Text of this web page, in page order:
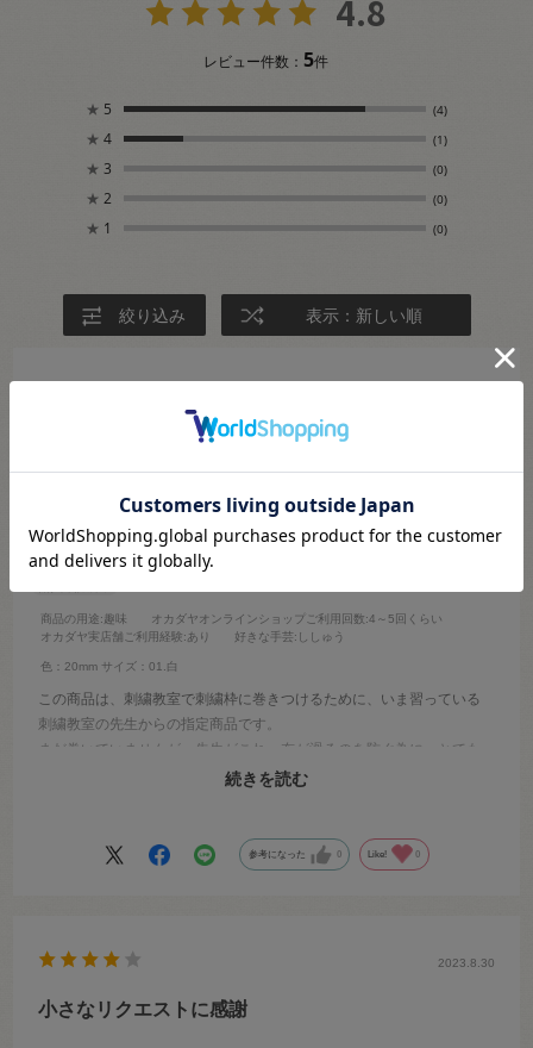
4.8
レビュー件数：5件
★ 5 (4)
★ 4 (1)
★ 3 (0)
★ 2 (0)
★ 1 (0)
絞り込み 表示：新しい順
AmiAmi
年代:60代 性別:
商品の用途:趣味 オカダヤオンラインショップご利用回数:4～5回くらい
オカダヤ実店舗ご利用経験:あり 好きな手芸:ししゅう
色：20mm サイズ：01.白
コットンヘリンボンテープ
この商品は、刺繍教室で刺繍枠に巻きつけるために、いま習っている
刺繍教室の先生からの指定商品です。
まだ巻いていませんが、先生がこれ、布が滑るのを防ぐ為に…とても
良いとのご指名と言う訳で購入。おそらくとても良いのだと思いま
続きを読む
参考になった 0 Like! 0
2023.8.30
小さなリクエストに感謝